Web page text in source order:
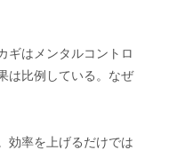
ギはメンタルコントロ
は比例している。なぜ
効率を上げるだけでは